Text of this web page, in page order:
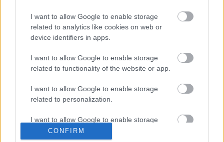
I want to allow Google to enable storage
related to analytics like cookies on web or
device identifiers in apps.
I want to allow Google to enable storage
related to functionality of the website or app.
I want to allow Google to enable storage
related to personalization.
I want to allow Google to enable storage
related to security, including authentication
CONFIRM
Klasszika-parasztopera
Apakomplex